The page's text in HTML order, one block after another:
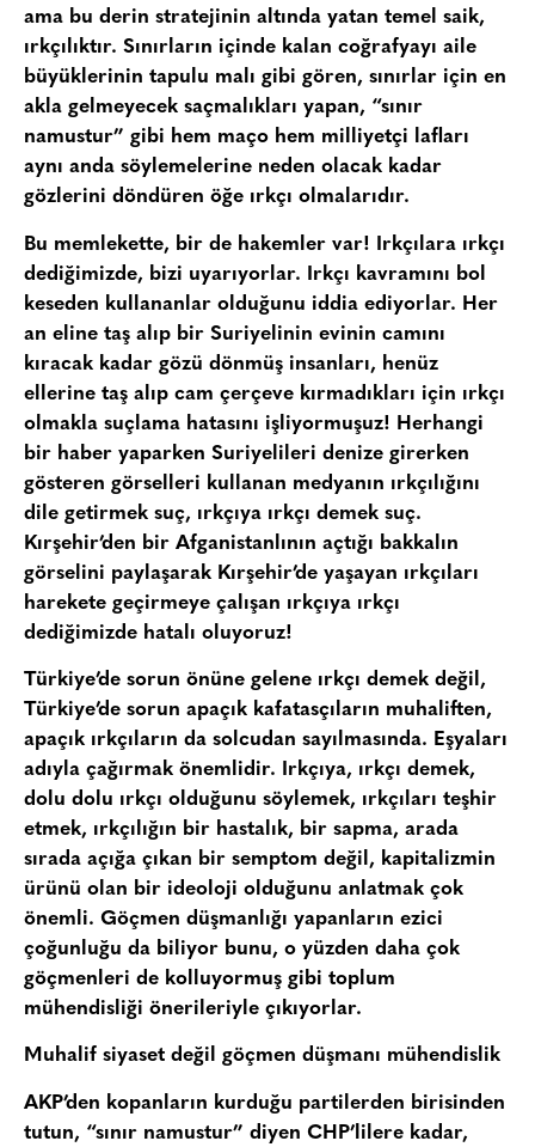
ama bu derin stratejinin altında yatan temel saik,
ırkçılıktır. Sınırların içinde kalan coğrafyayı aile
büyüklerinin tapulu malı gibi gören, sınırlar için en
akla gelmeyecek saçmalıkları yapan, “sınır
namustur” gibi hem maço hem milliyetçi lafları
aynı anda söylemelerine neden olacak kadar
gözlerini döndüren öğe ırkçı olmalarıdır.
Bu memlekette, bir de hakemler var! Irkçılara ırkçı
dediğimizde, bizi uyarıyorlar. Irkçı kavramını bol
keseden kullananlar olduğunu iddia ediyorlar. Her
an eline taş alıp bir Suriyelinin evinin camını
kıracak kadar gözü dönmüş insanları, henüz
ellerine taş alıp cam çerçeve kırmadıkları için ırkçı
olmakla suçlama hatasını işliyormuşuz! Herhangi
bir haber yaparken Suriyelileri denize girerken
gösteren görselleri kullanan medyanın ırkçılığını
dile getirmek suç, ırkçıya ırkçı demek suç.
Kırşehir’den bir Afganistanlının açtığı bakkalın
görselini paylaşarak Kırşehir’de yaşayan ırkçıları
harekete geçirmeye çalışan ırkçıya ırkçı
dediğimizde hatalı oluyoruz!
Türkiye’de sorun önüne gelene ırkçı demek değil,
Türkiye’de sorun apaçık kafatasçıların muhaliften,
apaçık ırkçıların da solcudan sayılmasında. Eşyaları
adıyla çağırmak önemlidir. Irkçıya, ırkçı demek,
dolu dolu ırkçı olduğunu söylemek, ırkçıları teşhir
etmek, ırkçılığın bir hastalık, bir sapma, arada
sırada açığa çıkan bir semptom değil, kapitalizmin
ürünü olan bir ideoloji olduğunu anlatmak çok
önemli. Göçmen düşmanlığı yapanların ezici
çoğunluğu da biliyor bunu, o yüzden daha çok
göçmenleri de kolluyormuş gibi toplum
mühendisliği önerileriyle çıkıyorlar.
Muhalif siyaset değil göçmen düşmanı mühendislik
AKP’den kopanların kurduğu partilerden birisinden
tutun, “sınır namustur” diyen CHP’lilere kadar,